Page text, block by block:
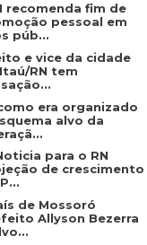
recomenda fim de
pessoal em
púb...
e vice da cidade
RN tem
era organizado
alvo da
para o RN
de crescimento
de Mossoró
Allyson Bezerra